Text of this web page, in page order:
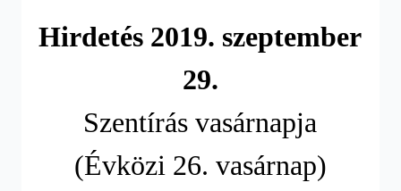
Hirdetés 2019. szeptember
29.
Szentírás vasárnapja
(Évközi 26. vasárnap)